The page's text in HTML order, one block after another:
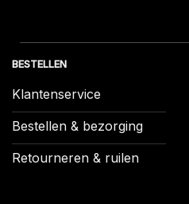
BESTELLEN
Klantenservice
Bestellen & bezorging
Retourneren & ruilen